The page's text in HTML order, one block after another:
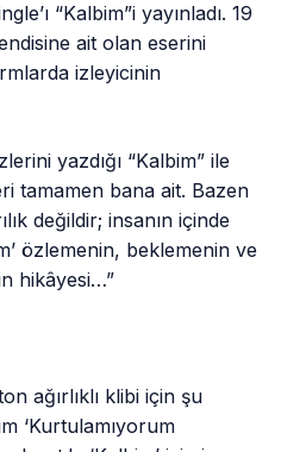
“Kalbim”i yayınladı. 19
ait olan eserini
izleyicinin
yazdığı “Kalbim” ile
tamamen bana ait. Bazen
değildir; insanın içinde
özlemenin, beklemenin ve
hikâyesi…”
ağırlıklı klibi için şu
‘Kurtulamıyorum